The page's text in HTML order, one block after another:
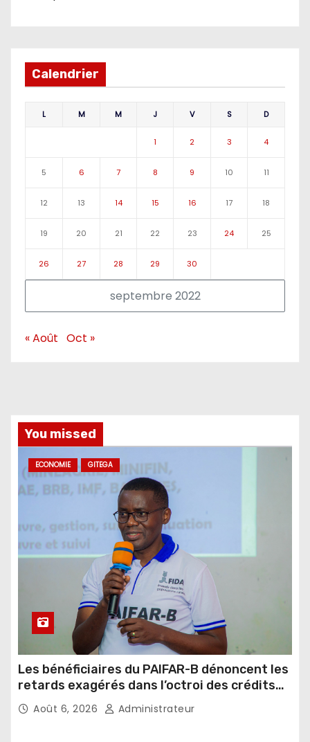
Calendrier
septembre 2022
L M M J V S D
1 2 3 4
5 6 7 8 9 10 11
12 13 14 15 16 17 18
19 20 21 22 23 24 25
26 27 28 29 30
« Août Oct »
You missed
ECONOMIE GITEGA
Les bénéficiaires du PAIFAR-B dénoncent les
retards exagérés dans l’octroi des crédits
agricoles
Août 6, 2026 Administrateur